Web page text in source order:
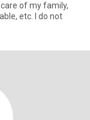
of my family,
etc. I do not